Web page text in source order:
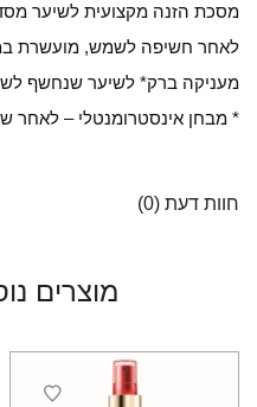
מסכת הזנה מקצועית לשיער
לאחר חשיפה לשמש, מועשרת במי
מעניקה ברק* לשיער שנחשף
* מבחן אינסטרומנטלי – לאחר
חוות דעת (0)
מוצרים